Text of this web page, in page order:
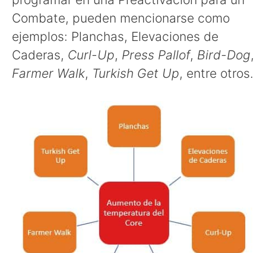
Combate, pueden mencionarse como
ejemplos: Planchas, Elevaciones de
Caderas, Curl-Up, Press Pallof, Bird-Dog,
Farmer Walk, Turkish Get Up, entre otros.